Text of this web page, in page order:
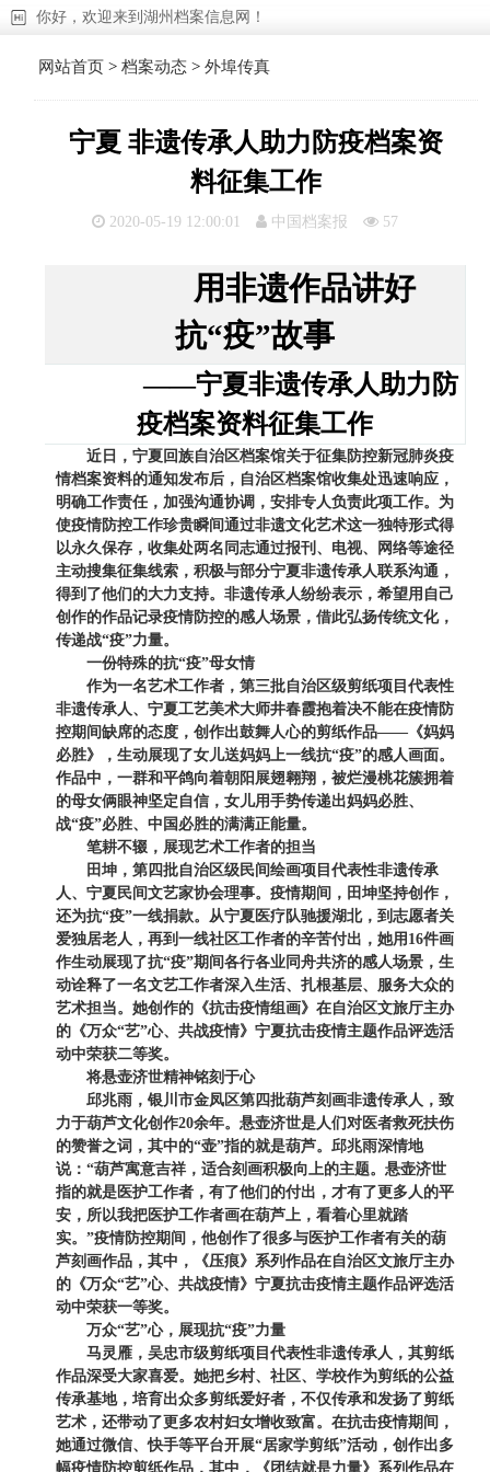
你好，欢迎来到湖州档案信息网！
网站首页 >档案动态 >外埠传真
宁夏 非遗传承人助力防疫档案资
料征集工作
2020-05-19 12:00:01 中国档案报 57
用非遗作品讲好
抗“疫”故事
——宁夏非遗传承人助力防
疫档案资料征集工作
近日，宁夏回族自治区档案馆关于征集防控新冠肺炎疫
情档案资料的通知发布后，自治区档案馆收集处迅速响应，
明确工作责任，加强沟通协调，安排专人负责此项工作。为
使疫情防控工作珍贵瞬间通过非遗文化艺术这一独特形式得
以永久保存，收集处两名同志通过报刊、电视、网络等途径
主动搜集征集线索，积极与部分宁夏非遗传承人联系沟通，
得到了他们的大力支持。非遗传承人纷纷表示，希望用自己
创作的作品记录疫情防控的感人场景，借此弘扬传统文化，
传递战“疫”力量。
一份特殊的抗“疫”母女情
作为一名艺术工作者，第三批自治区级剪纸项目代表性
非遗传承人、宁夏工艺美术大师井春霞抱着决不能在疫情防
控期间缺席的态度，创作出鼓舞人心的剪纸作品——《妈妈
必胜》，生动展现了女儿送妈妈上一线抗“疫”的感人画面。
作品中，一群和平鸽向着朝阳展翅翱翔，被烂漫桃花簇拥着
的母女俩眼神坚定自信，女儿用手势传递出妈妈必胜、
战“疫”必胜、中国必胜的满满正能量。
笔耕不辍，展现艺术工作者的担当
田坤，第四批自治区级民间绘画项目代表性非遗传承
人、宁夏民间文艺家协会理事。疫情期间，田坤坚持创作，
还为抗“疫”一线捐款。从宁夏医疗队驰援湖北，到志愿者关
爱独居老人，再到一线社区工作者的辛苦付出，她用16件画
作生动展现了抗“疫”期间各行各业同舟共济的感人场景，生
动诠释了一名文艺工作者深入生活、扎根基层、服务大众的
艺术担当。她创作的《抗击疫情组画》在自治区文旅厅主办
的《万众“艺”心、共战疫情》宁夏抗击疫情主题作品评选活
动中荣获二等奖。
将悬壶济世精神铭刻于心
邱兆雨，银川市金凤区第四批葫芦刻画非遗传承人，致
力于葫芦文化创作20余年。悬壶济世是人们对医者救死扶伤
的赞誉之词，其中的“壶”指的就是葫芦。邱兆雨深情地
说：“葫芦寓意吉祥，适合刻画积极向上的主题。悬壶济世
指的就是医护工作者，有了他们的付出，才有了更多人的平
安，所以我把医护工作者画在葫芦上，看着心里就踏
实。”疫情防控期间，他创作了很多与医护工作者有关的葫
芦刻画作品，其中，《压痕》系列作品在自治区文旅厅主办
的《万众“艺”心、共战疫情》宁夏抗击疫情主题作品评选活
动中荣获一等奖。
万众“艺”心，展现抗“疫”力量
马灵雁，吴忠市级剪纸项目代表性非遗传承人，其剪纸
作品深受大家喜爱。她把乡村、社区、学校作为剪纸的公益
传承基地，培育出众多剪纸爱好者，不仅传承和发扬了剪纸
艺术，还带动了更多农村妇女增收致富。在抗击疫情期间，
她通过微信、快手等平台开展“居家学剪纸”活动，创作出多
幅疫情防控剪纸作品，其中，《团结就是力量》系列作品在